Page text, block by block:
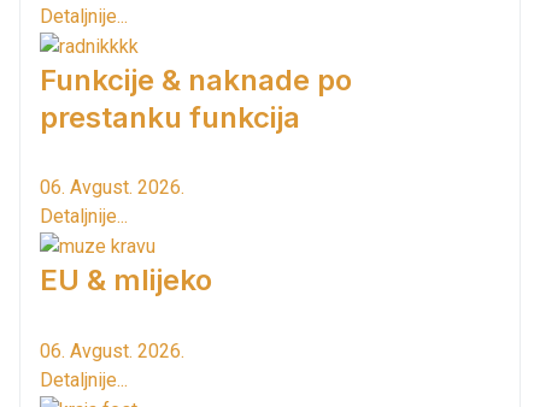
Detaljnije...
Funkcije & naknade po
prestanku funkcija
06. Avgust. 2026.
Detaljnije...
EU & mlijeko
06. Avgust. 2026.
Detaljnije...